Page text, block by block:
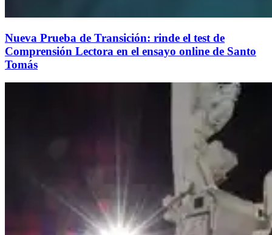
Nueva Prueba de Transición: rinde el test de
Comprensión Lectora en el ensayo online de Santo
Tomás